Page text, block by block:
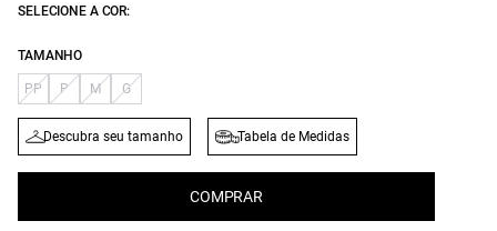
SELECIONE A COR:
TAMANHO
PP P M G
Descubra seu tamanho Tabela de Medidas
COMPRAR